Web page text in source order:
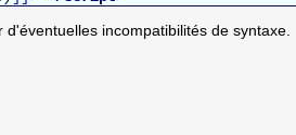
incompatibilités de syntaxe.